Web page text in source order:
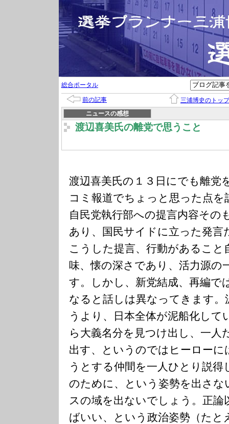
総合ポータル
前の記事
三浦博史のトップ
ニュースの感想
渡辺喜美氏の離党で思うこと
渡辺喜美氏の１３日にでも離党
コミ報道でちょっと思った点を
自民党執行部への提言内容その
あり、国民サイドに立った発
こうした提言、行動があること
味、懐の深さであり、活力源の
す。しかし、新党結成、再編で
なると話しは異なってきます。
うより、日本全体が泥船化し
ら大義名分を見つけ出し、一人
出す、というのではヒーロー
うとする仲間を一人ひとり説得
のために、という姿勢を出さ
スの域を出ないでしょう。正論
ばいい、という政治姿勢（たと